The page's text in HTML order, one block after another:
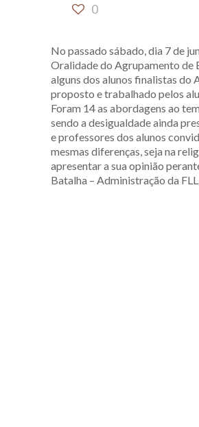
0
No passado sábado, dia 7 de
Oralidade do Agrupamento de
alguns dos alunos finalistas do
proposto e trabalhado pelos
Foram 14 as abordagens ao
sendo a desigualdade ainda
e professores dos alunos
mesmas diferenças, seja na
apresentar a sua opinião
Batalha – Administração da